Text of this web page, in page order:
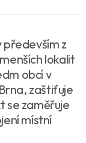
především z
lokalit
obcí v
zaštiťuje
se zaměřuje
místní